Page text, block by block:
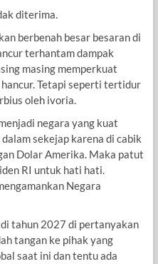
diterima.
berbenah besar besaran di
terhantam dampak
masing memperkuat
Tetapi seperti tertidur
oleh ivoria.
negara yang kuat
sekejap karena di cabik
Dolar Amerika. Maka patut
RI untuk hati hati.
Negara
tahun 2027 di pertanyakan
tangan ke pihak yang
saat ini dan tentu ada